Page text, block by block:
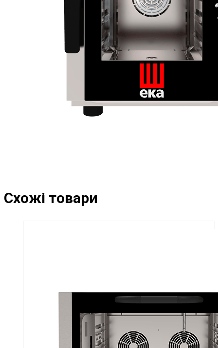
Схожі товари